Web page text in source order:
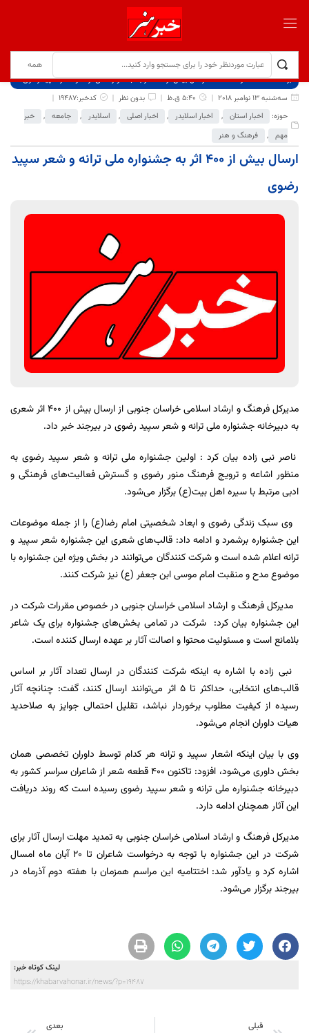
برگ نخست نوشته‌ها
ارسال بیش از ۴۰۰ اثر به جشنواره ملی ترانه و شعر سپید رضوی
سه‌شنبه 13 نوامبر 2018
5:40 ق.ظ بدون نظر
کدخبر:19487
حوزه:
اخبار استان , اخبار اسلایدر , اخبار اصلی , اسلایدر , جامعه ,
خبر
مهم , فرهنگ و هنر
ارسال بیش از ۴۰۰ اثر به جشنواره ملی ترانه و شعر سپید
رضوی
مدیرکل فرهنگ و ارشاد اسلامی خراسان جنوبی از ارسال بیش از ۴۰۰ اثر شعری
به دبیرخانه جشنواره ملی ترانه و شعر سپید رضوی در بیرجند خبر داد.
ناصر نبی زاده بیان کرد : اولین جشنواره ملی ترانه و شعر سپید رضوی به
منظور اشاعه و ترویج فرهنگ منور رضوی و گسترش فعالیت‌های فرهنگی و
ادبی مرتبط با سیره اهل بیت(ع) برگزار می‌شود.
وی سبک زندگی رضوی و ابعاد شخصیتی امام رضا(ع) را از جمله موضوعات
این جشنواره برشمرد و ادامه داد: قالب‌های شعری این جشنواره شعر سپید و
ترانه اعلام شده است و شرکت کنندگان می‌توانند در بخش ویژه این جشنواره با
موضوع مدح و منقبت امام موسی ابن جعفر (ع) نیز شرکت کنند.
مدیرکل فرهنگ و ارشاد اسلامی خراسان جنوبی در خصوص مقررات شرکت در
این جشنواره بیان کرد: شرکت در تمامی بخش‌های جشنواره برای یک شاعر
بلامانع است و مسئولیت محتوا و اصالت آثار بر عهده ارسال کننده است.
نبی زاده با اشاره به اینکه شرکت کنندگان در ارسال تعداد آثار بر اساس
قالب‌های انتخابی، حداکثر تا ۵ اثر می‌توانند ارسال کنند، گفت: چنانچه آثار
رسیده از کیفیت مطلوب برخوردار نباشد، تقلیل احتمالی جوایز به صلاحدید
هیات داوران انجام می‌شود.
وی با بیان اینکه اشعار سپید و ترانه هر کدام توسط داوران تخصصی همان
بخش داوری می‌شود، افزود: تاکنون ۴۰۰ قطعه شعر از شاعران سراسر کشور به
دبیرخانه جشنواره ملی ترانه و شعر سپید رضوی رسیده است که روند دریافت
این آثار همچنان ادامه دارد.
مدیرکل فرهنگ و ارشاد اسلامی خراسان جنوبی به تمدید مهلت ارسال آثار برای
شرکت در این جشنواره با توجه به درخواست شاعران تا ۲۰ آبان ماه امسال
اشاره کرد و یادآور شد: اختتامیه این مراسم همزمان با هفته دوم آذرماه در
بیرجند برگزار می‌شود.
لینک کوتاه خبر:
https://khabarvahonar.ir/news/?p=19487
قبلی بعدی